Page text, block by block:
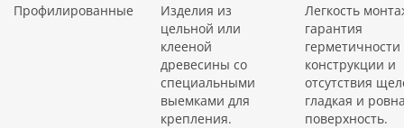
Профилированные
Изделия из
цельной или
клееной
древесины со
специальными
выемками для
крепления.
Легкость
гарантия
герметичности
конструкции и
отсутствия
гладкая и
поверхность.